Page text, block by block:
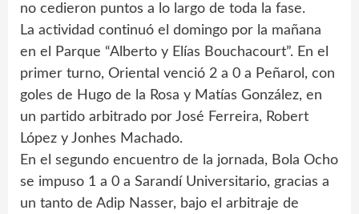
no cedieron puntos a lo largo de toda la fase.
La actividad continuó el domingo por la mañana
en el Parque “Alberto y Elías Bouchacourt”. En el
primer turno, Oriental venció 2 a 0 a Peñarol, con
goles de Hugo de la Rosa y Matías González, en
un partido arbitrado por José Ferreira, Robert
López y Jonhes Machado.
En el segundo encuentro de la jornada, Bola Ocho
se impuso 1 a 0 a Sarandí Universitario, gracias a
un tanto de Adip Nasser, bajo el arbitraje de